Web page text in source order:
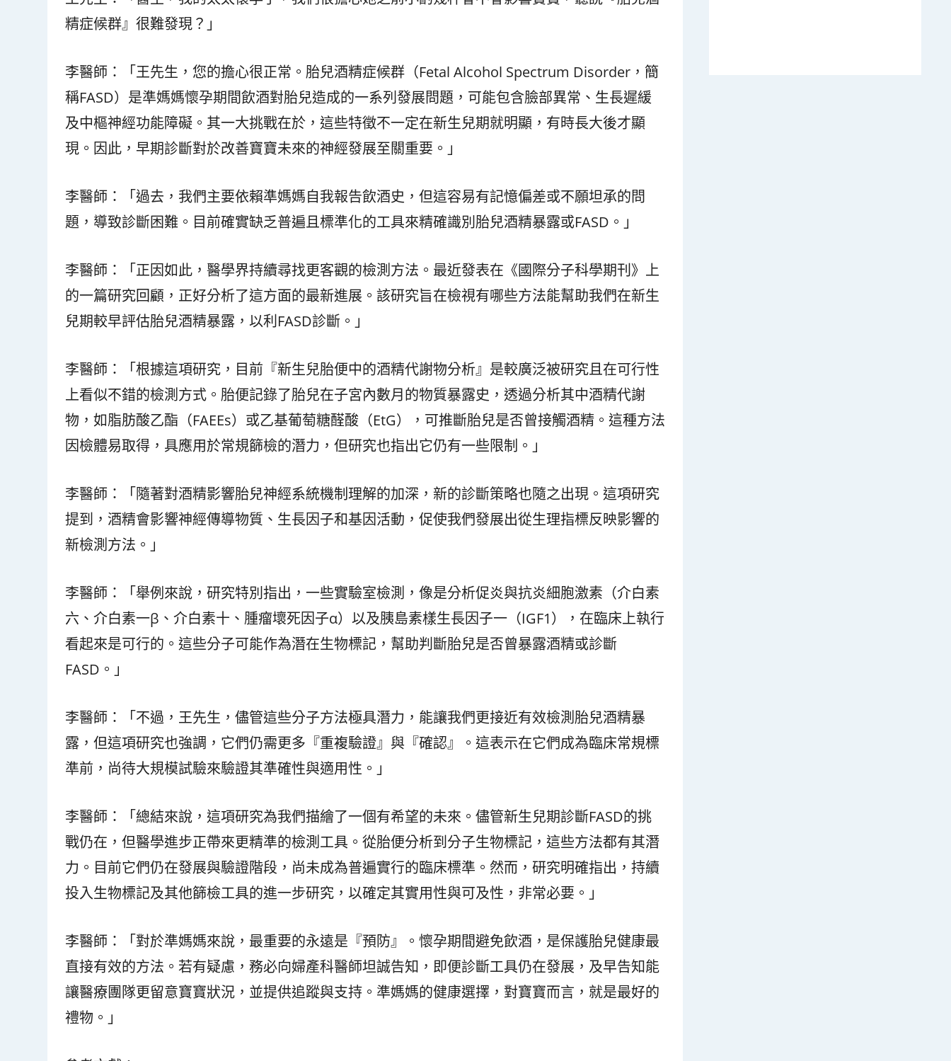
精症候群』很難發現？」
李醫師：「王先生，您的擔心很正常。胎兒酒精症候群（Fetal Alcohol Spectrum Disorder，簡
稱FASD）是準媽媽懷孕期間飲酒對胎兒造成的一系列發展問題，可能包含臉部異常、生長遲緩
及中樞神經功能障礙。其一大挑戰在於，這些特徵不一定在新生兒期就明顯，有時長大後才顯
現。因此，早期診斷對於改善寶寶未來的神經發展至關重要。」
李醫師：「過去，我們主要依賴準媽媽自我報告飲酒史，但這容易有記憶偏差或不願坦承的問
題，導致診斷困難。目前確實缺乏普遍且標準化的工具來精確識別胎兒酒精暴露或FASD。」
李醫師：「正因如此，醫學界持續尋找更客觀的檢測方法。最近發表在《國際分子科學期刊》上
的一篇研究回顧，正好分析了這方面的最新進展。該研究旨在檢視有哪些方法能幫助我們在新生
兒期較早評估胎兒酒精暴露，以利FASD診斷。」
李醫師：「根據這項研究，目前『新生兒胎便中的酒精代謝物分析』是較廣泛被研究且在可行性
上看似不錯的檢測方式。胎便記錄了胎兒在子宮內數月的物質暴露史，透過分析其中酒精代謝
物，如脂肪酸乙酯（FAEEs）或乙基葡萄糖醛酸（EtG），可推斷胎兒是否曾接觸酒精。這種方法
因檢體易取得，具應用於常規篩檢的潛力，但研究也指出它仍有一些限制。」
李醫師：「隨著對酒精影響胎兒神經系統機制理解的加深，新的診斷策略也隨之出現。這項研究
提到，酒精會影響神經傳導物質、生長因子和基因活動，促使我們發展出從生理指標反映影響的
新檢測方法。」
李醫師：「舉例來說，研究特別指出，一些實驗室檢測，像是分析促炎與抗炎細胞激素（介白素
六、介白素一β、介白素十、腫瘤壞死因子α）以及胰島素樣生長因子一（IGF1），在臨床上執行
看起來是可行的。這些分子可能作為潛在生物標記，幫助判斷胎兒是否曾暴露酒精或診斷
FASD。」
李醫師：「不過，王先生，儘管這些分子方法極具潛力，能讓我們更接近有效檢測胎兒酒精暴
露，但這項研究也強調，它們仍需更多『重複驗證』與『確認』。這表示在它們成為臨床常規標
準前，尚待大規模試驗來驗證其準確性與適用性。」
李醫師：「總結來說，這項研究為我們描繪了一個有希望的未來。儘管新生兒期診斷FASD的挑
戰仍在，但醫學進步正帶來更精準的檢測工具。從胎便分析到分子生物標記，這些方法都有其潛
力。目前它們仍在發展與驗證階段，尚未成為普遍實行的臨床標準。然而，研究明確指出，持續
投入生物標記及其他篩檢工具的進一步研究，以確定其實用性與可及性，非常必要。」
李醫師：「對於準媽媽來說，最重要的永遠是『預防』。懷孕期間避免飲酒，是保護胎兒健康最
直接有效的方法。若有疑慮，務必向婦產科醫師坦誠告知，即便診斷工具仍在發展，及早告知能
讓醫療團隊更留意寶寶狀況，並提供追蹤與支持。準媽媽的健康選擇，對寶寶而言，就是最好的
禮物。」